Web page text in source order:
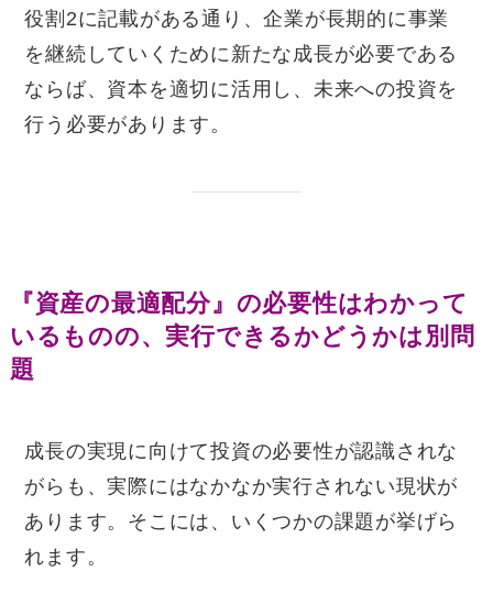
役割2に記載がある通り、企業が長期的に事業
を継続していくために新たな成長が必要である
ならば、資本を適切に活用し、未来への投資を
行う必要があります。
『資産の最適配分』の必要性はわかって
いるものの、実行できるかどうかは別問
題
成長の実現に向けて投資の必要性が認識されな
がらも、実際にはなかなか実行されない現状が
あります。そこには、いくつかの課題が挙げら
れます。